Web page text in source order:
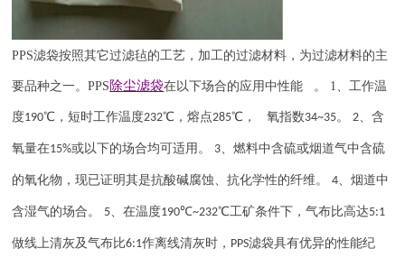
PPS滤袋按照其它过滤毡的工艺，加工的过滤材料，为过滤材料的主
要品种之一。PPS除尘滤袋在以下场合的应用中性能 。 1、工作温
度190℃，短时工作温度232℃，熔点285℃， 氧指数34~35。2、含
氧量在15%或以下的场合均可适用。 3、燃料中含硫或烟道气中含硫
的氧化物，现已证明其是抗酸碱腐蚀、抗化学性的纤维。4、烟道中
含湿气的场合。 5、在温度190℃~232℃工矿条件下，气布比高达5:1
做线上清灰及气布比6:1作离线清灰时， PPS滤袋具有优异的性能纪